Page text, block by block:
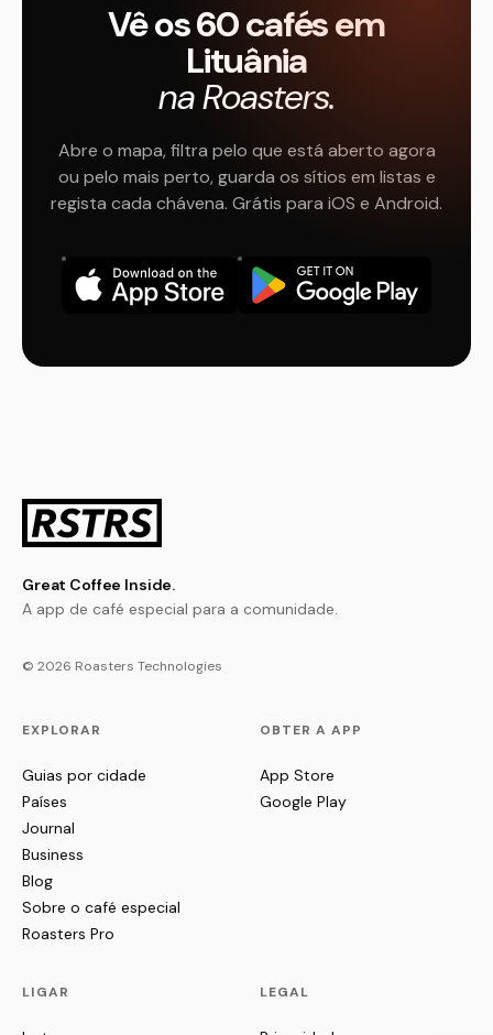
Vê os 60 cafés em
Lituânia
na Roasters.
Abre o mapa, filtra pelo que está aberto agora
ou pelo mais perto, guarda os sítios em listas e
regista cada chávena. Grátis para iOS e Android.
Great Coffee Inside.
A app de café especial para a comunidade.
© 2026 Roasters Technologies
EXPLORAR
Guias por cidade
Países
Journal
Business
Blog
Sobre o café especial
Roasters Pro
OBTER A APP
App Store
Google Play
LIGAR LEGAL